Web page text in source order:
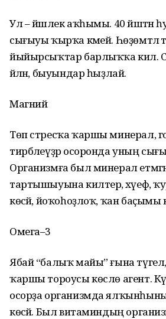
Ул – йәшлек аҡһымы. 40 йәштән
сығыуы ҡырҡа кәмей. Һөҙөмтәлә
йыйырсыҡтар барлыҡҡа килә.
әйләнә, быуындар һыҙлай.
Магний
Төп стресҡа ҡаршы минерал,
тирбәлеүҙәр осоронда уның
Организмға был минерал
тартышыуына килтерә, хәүеф,
көсәйә, йоҡоһоҙлоҡ, ҡан баҫымы
Омега–3
Ябай “балыҡ майы” ғына
ҡаршы тороусы көслө агент.
осорҙа организмда
көсәйә. Был витаминдың